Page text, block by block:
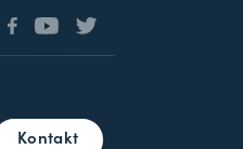
Kontakt